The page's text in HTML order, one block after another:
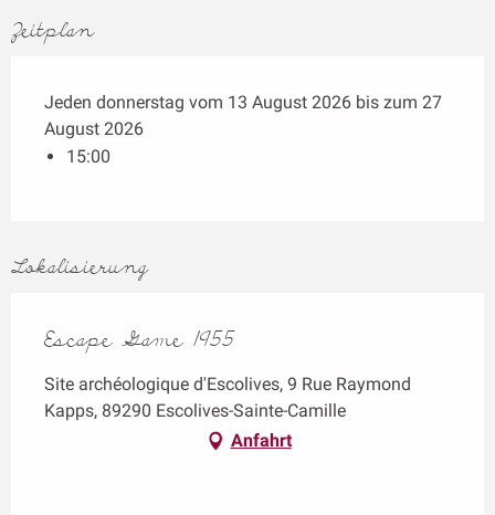
Zeitplan
Jeden donnerstag vom 13 August 2026 bis zum 27
August 2026
15:00
Lokalisierung
Escape Game 1955
Site archéologique d'Escolives, 9 Rue Raymond
Kapps, 89290 Escolives-Sainte-Camille
Anfahrt